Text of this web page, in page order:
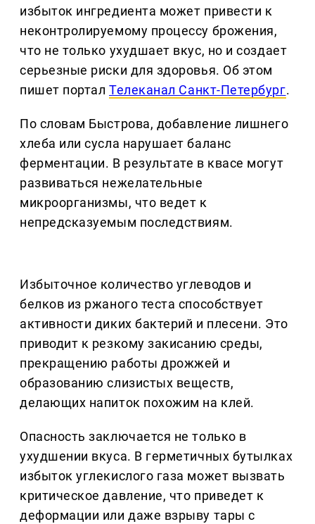
избыток ингредиента может привести к
неконтролируемому процессу брожения,
что не только ухудшает вкус, но и создает
серьезные риски для здоровья. Об этом
пишет порталТелеканал Санкт-Петербург.
По словам Быстрова, добавление лишнего
хлеба или сусла нарушает баланс
ферментации. В результате в квасе могут
развиваться нежелательные
микроорганизмы, что ведет к
непредсказуемым последствиям.
Избыточное количество углеводов и
белков из ржаного теста способствует
активности диких бактерий и плесени. Это
приводит к резкому закисанию среды,
прекращению работы дрожжей и
образованию слизистых веществ,
делающих напиток похожим на клей.
Опасность заключается не только в
ухудшении вкуса. В герметичных бутылках
избыток углекислого газа может вызвать
критическое давление, что приведет к
деформации или даже взрыву тары с